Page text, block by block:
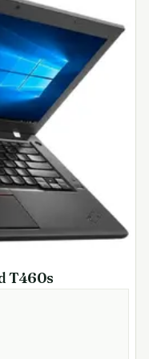
T460s